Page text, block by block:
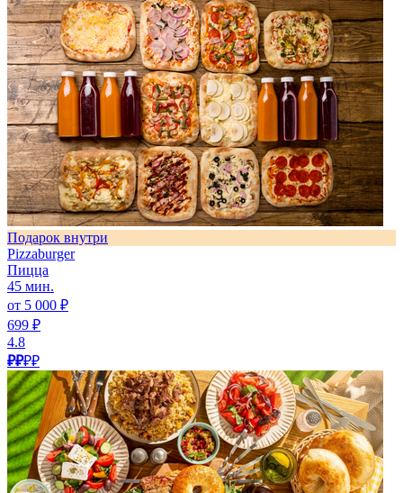
Подарок внутри
Pizzaburger
Пицца
45 мин.
от 5 000 ₽
699 ₽
4.8
₽₽₽₽